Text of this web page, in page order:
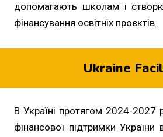
допомагають школам і
фінансування освітніх проєктів.
Ukraine
В Україні протягом 2024-2027
фінансової підтримки України